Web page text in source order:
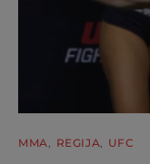
MMA REGIJA UFC